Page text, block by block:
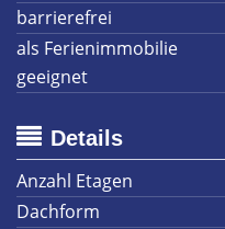
barrierefrei
als Ferienimmobilie
geeignet
Details
Anzahl Etagen
Dachform